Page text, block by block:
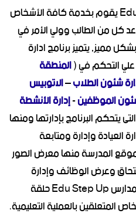
برنامج ادارة المدارس Edu Step Up يقوم بخدمة كافة الأشخاص
كل من الطالب وولي الأمر في
مميز, يتميز برنامج ادارة
المنطقة
شئون الطلاب–الاتوبيس
الموظفين-إدارة الأنشطة
يتحكم البرنامج بإدارتها ومنها
العيادة وإدارة ومتابعة
موقع المدرسة منها معرض الصور
وعرض الوظائف وإدارة
حيث يعتبر برنامج ادارة المدارس Edu Step Up حلقة
المتعلقين بالعملية التعليمية.